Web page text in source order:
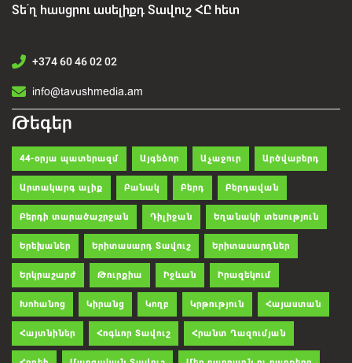
Տե՛ղ հասցրու ասելիքդ Տավուշ ՀԸ հետ
+374 60 46 02 02
info@tavushmedia.am
Թեգեր
44-օրյա պատերազմ Այգեձոր Աչաջուր Արծվաբերդ
Արտակարգ ալիք Բանակ Բերդ Բերդավան
Բերդի տարածաշրջան Դիլիջան Եղանակի տեսություն
Երեխաներ Երիտասարդ Տավուշ Երիտասարդներ
Երկրաշարժ Թուրքիա Իջևան Իրազեկում
Խոհանոց Կիրանց Կողբ Կրթություն Հայաստան
Հայտնիներ Հոգևոր Տավուշ Հրանտ Ղազումյան